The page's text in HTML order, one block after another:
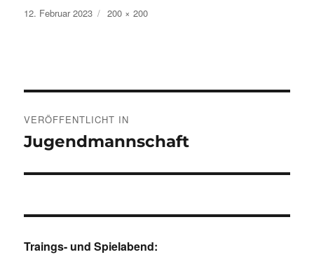
Veröffentlicht
am
12. Februar 2023 Volle
Größe
200 × 200
VERÖFFENTLICHT IN
Jugendmannschaft
Traings- und Spielabend: